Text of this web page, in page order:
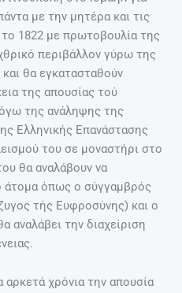
με την μητέρα και τις
1822 με πρωτοβουλία της
περιβάλλον γύρω της
θα εγκατασταθούν
της απουσίας τού
της ανάληψης της
Ελληνικής Επανάστασης
του σε μοναστήρι στο
θα αναλάβουν να
άτομα όπως ο σύγγαμβρός
τής Ευφροσύνης) και ο
αναλάβει την διαχείριση
χρόνια την απουσία